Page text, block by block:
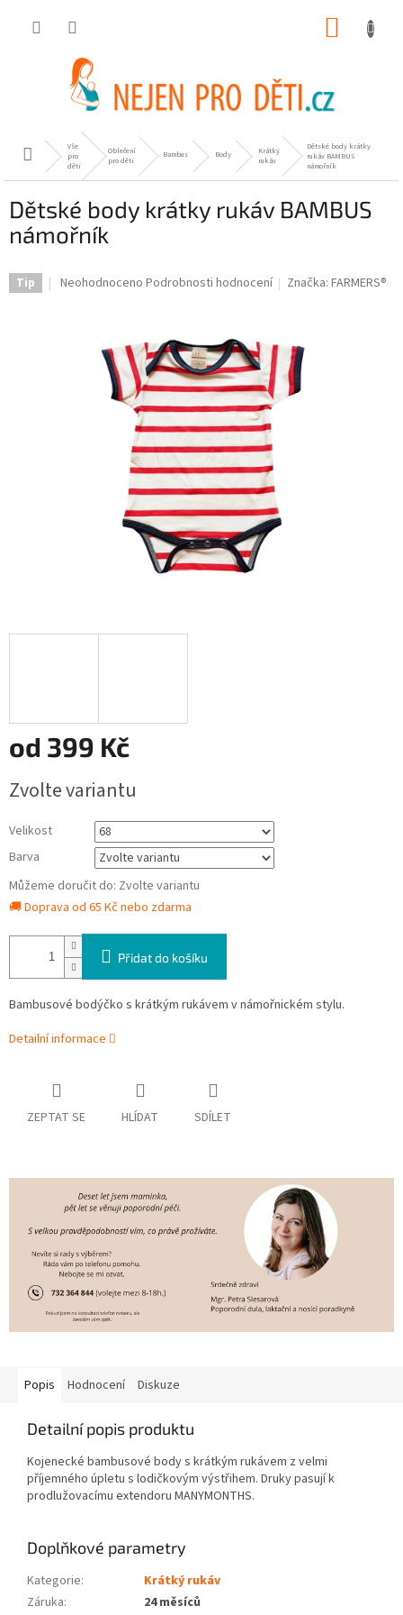
Domů
Vše
pro
děti
Oblečení
pro děti
Bambus Body
Krátký
rukáv
Dětské body krátky
rukáv BAMBUS
námořník
Dětské body krátky rukáv BAMBUS
námořník
Tip
Průměrné
hvězdiček.
Neohodnoceno Podrobnosti hodnocení Značka:FARMERS®
od 399 Kč
cena:
Zvolte variantu
Velikost
Barva
Můžeme doručit do: Zvolte variantu
🚚 Doprava od 65 Kč nebo zdarma
Přidat do košíku
Bambusové bodýčko s krátkým rukávem v námořnickém stylu.
Detailní informace
ZEPTAT SE HLÍDAT SDÍLET
Popis Hodnocení Diskuze
Detailní popis produktu
Kojenecké bambusové body s krátkým rukávem z velmi
příjemného úpletu s lodičkovým výstřihem. Druky pasují k
prodlužovacímu extendoru MANYMONTHS.
Doplňkové parametry
Kategorie:
Krátký rukáv
Záruka: 24 měsíců